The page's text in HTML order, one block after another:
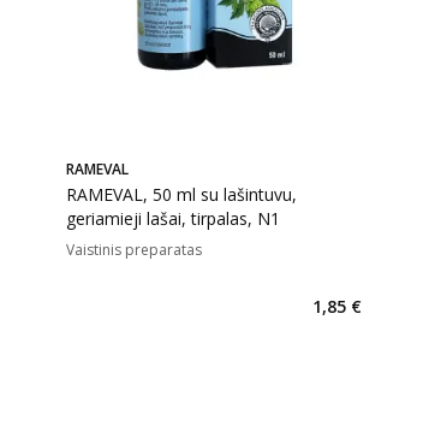
RAMEVAL
RAMEVAL, 50 ml su lašintuvu,
geriamieji lašai, tirpalas, N1
Vaistinis preparatas
1,85 €